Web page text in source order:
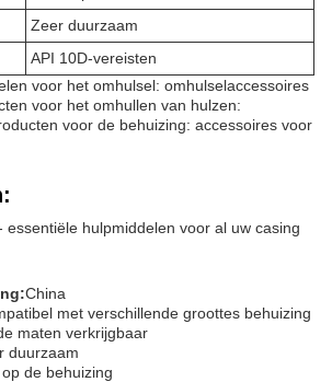
Zeer duurzaam
API 10D-vereisten
voor het omhulsel: omhulselaccessoires
voor het omhullen van hulzen:
voor de behuizing: accessoires voor
essentiële hulpmiddelen voor al uw casing
China
met verschillende groottes behuizing
maten verkrijgbaar
duurzaam
de behuizing